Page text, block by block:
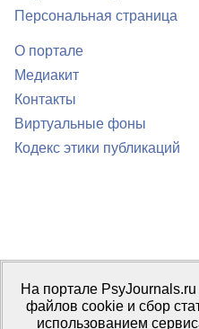
Персональная страница
О портале
Медиакит
Контакты
Виртуальные фоны
Кодекс этики публикаций
Портал психологических
Правила использования
Свидетельство регистрации СМИ
На портале
файлов cookie и сбор
использованием